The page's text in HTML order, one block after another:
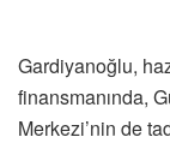
Gardiyanoğlu,
finansmanında,
Merkezi’nin de